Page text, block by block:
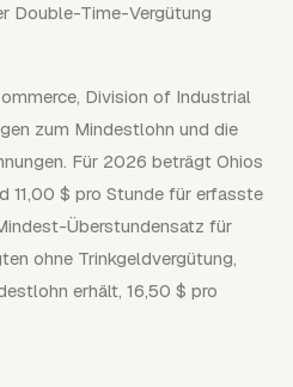
Double-Time-Vergütung
Division of Industrial
zum Mindestlohn und die
Für 2026 beträgt Ohios
11,00 $ pro Stunde für erfasste
Überstundensatz für
ohne Trinkgeldvergütung,
erhält, 16,50 $ pro